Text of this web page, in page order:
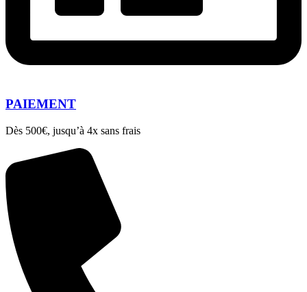
PAIEMENT
Dès 500€, jusqu’à 4x sans frais